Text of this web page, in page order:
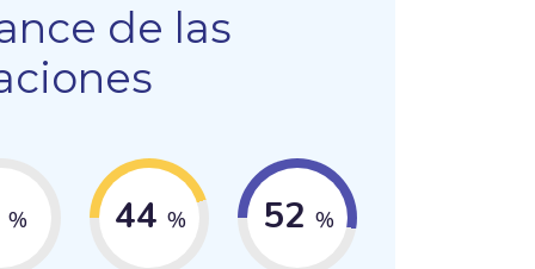
de las
% 44 % 52 %